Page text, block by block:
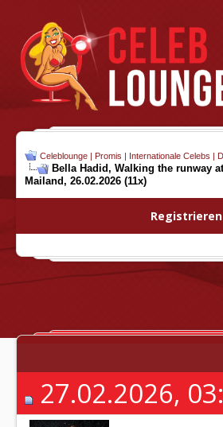
Celeblounge | Promis | Internationale Celebs |
Bella Hadid, Walking the runway
Mailand, 26.02.2026 (11x)
Registrieren
27.02.2026,